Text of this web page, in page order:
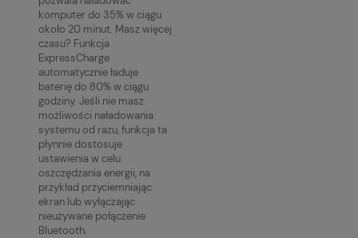
komputer do 35% w ciągu
około 20 minut. Masz więcej
czasu? Funkcja
ExpressCharge
automatycznie ładuje
baterię do 80% w ciągu
godziny. Jeśli nie masz
możliwości naładowania
systemu od razu, funkcja ta
płynnie dostosuje
ustawienia w celu
oszczędzania energii, na
przykład przyciemniając
ekran lub wyłączając
nieużywane połączenie
Bluetooth.